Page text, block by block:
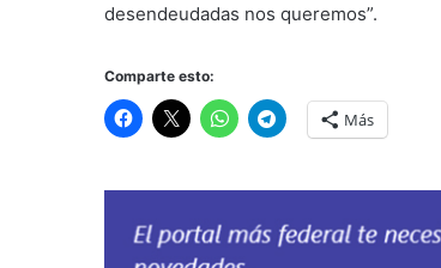
desendeudadas nos queremos”.
Comparte esto:
Más